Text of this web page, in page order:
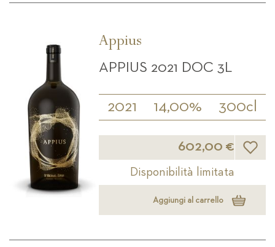
Appius
APPIUS 2021 DOC 3L
2021 14,00% 300cl
602,00 € Lista
Disponibilità limitata
Aggiungi al carrello